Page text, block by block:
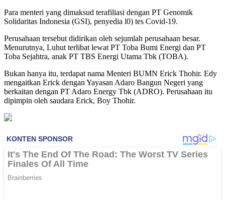
Para menteri yang dimaksud terafiliasi dengan PT Genomik
Solidaritas Indonesia (GSI), penyedia l0) tes Covid-19.
Perusahaan tersebut didirikan oleh sejumlah perusahaan besar.
Menurutnya, Luhut terlibat lewat PT Toba Bumi Energi dan PT
Toba Sejahtra, anak PT TBS Energi Utama Tbk (TOBA).
Bukan hanya itu, terdapat nama Menteri BUMN Erick Thohir. Edy
mengaitkan Erick dengan Yayasan Adaro Bangun Negeri yang
berkaitan dengan PT Adaro Energy Tbk (ADRO). Perusahaan itu
dipimpin oleh saudara Erick, Boy Thohir.